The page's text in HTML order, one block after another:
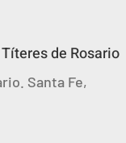
de Rosario
Santa Fe,